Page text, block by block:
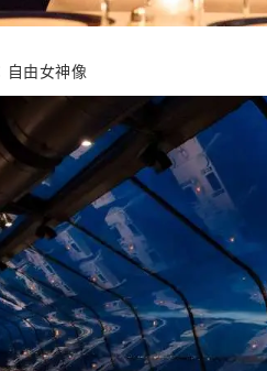
自由女神像